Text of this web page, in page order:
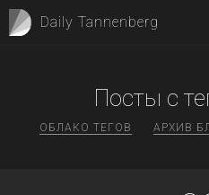
Daily Tannenberg
Посты с
ОБЛАКО ТЕГОВ АРХИВ